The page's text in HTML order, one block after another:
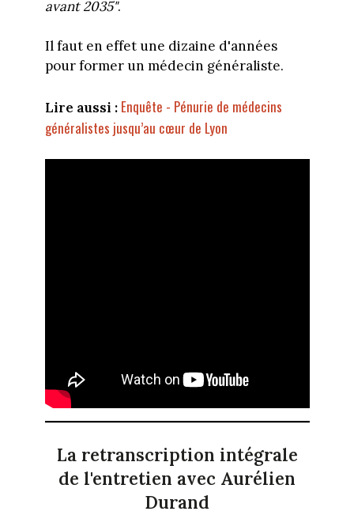
avant 2035".
Il faut en effet une dizaine d'années
pour former un médecin généraliste.
Lire aussi : Enquête - Pénurie de médecins
généralistes jusqu’au cœur de Lyon
La retranscription intégrale
de l'entretien avec Aurélien
Durand